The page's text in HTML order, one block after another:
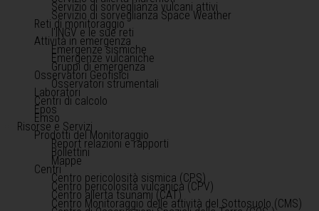
Servizio di sorveglianza vulcani attivi
Servizio di sorveglianza Space Weather
Reti di monitoraggio
l'INGV e le sue reti
Attività in emergenza
Emergenze sismiche
Emergenze vulcaniche
Gruppi di emergenza
Osservatori Geofisici
Osservatori strumentali
Laboratori
Centri di calcolo
Epos
Emso
Risorse e Servizi
Prodotti del Monitoraggio
Report relazioni e rapporti
Bollettini
Mappe
Centri
Centro pericolosità sismica (CPS)
Centro pericolosità vulcanica (CPV)
Centro allerta tsunami (CAT)
Centro Monitoraggio delle attività del Sottosuolo (CMS)